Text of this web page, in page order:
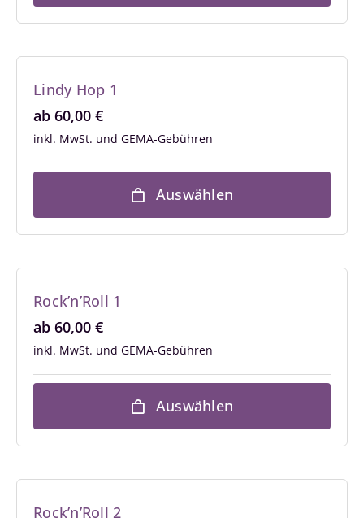
Lindy Hop 1
ab 60,00 €
inkl. MwSt.
Auswählen
Rock’n’Roll 1
ab 60,00 €
inkl. MwSt.
Auswählen
Rock’n’Roll 2